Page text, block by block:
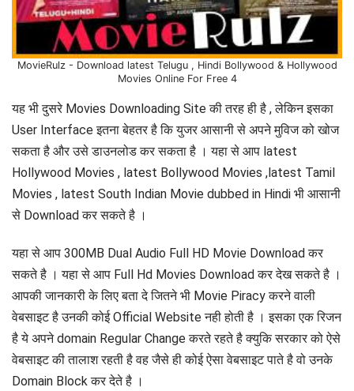
MovieRulz - Download latest Telugu , Hindi Bollywood & Hollywood
Movies Online For Free 4
यह भी दुसरे Movies Downloading Site की तरह ही है , लेकिन इसका
User Interface इतना बेहतर है कि युजर आसानी से अपने मुविज को खोज
सकता है और उसे डाउनलोड कर सकता है । यहा से आप latest
Hollywood Movies , latest Bollywood Movies ,latest Tamil
Movies , latest South Indian Movie dubbed in Hindi भी आसानी
से Download कर सकते है ।
यहा से आप 300MB Dual Audio Full HD Movie Download कर
सकते है । यहा से आप Full Hd Movies Download कर देख सकते है ।
आपकी जानकारी के लिए बता दे जितने भी Movie Piracy करने वाली
वेबसाइट है उनकी कोई Official Website नही होती है । इसका एक रिजन
है ये अपने domain Regular Change करते रहते है क्युकि सरकार को ऐसे
वेबसाइट की तालाश रहती है वह जैसे ही कोई ऐसा वेबसाइट पाते है वो उनके
Domain Block कर देते है ।